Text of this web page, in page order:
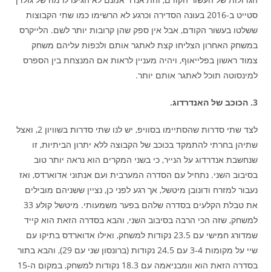
סטייט ב-2016 בעונה הסדירה וכרגע לא הרשימו כמו שתי הקבוצות
ששלטו בעשור הקודם, אבל אין ספק שהן קרובות יותר לשם. הלייקרס
במשחק האחרון הצליחו קצת לאתגר אותם ולכפות עליהם משחק
צמוד ראשון בפלייאוף, ויהיה מעניין לראות אם המנצחת בין הספרס
למינסוטה תוכל לאתגר אותם יותר.
3. הכוכב של האנדרדוג.
לצד שתי סדרות שהסתיימו בסוויפ, יש לנו שתי סדרות בשוויון 2, ואצל
שתיהן בחרתי להתמקד בכוכב של הקבוצה ללא יתרון הביתיות, זו
שנחשבת אנדרדוג על הנייר, כי בשני המקרים הוא נראה יותר טוב
בסיבוב השני. נתחיל עם הסדרה המערבית ועם אנתוני אדוארדס, ואז
נעבור למזרח ודונובן מיטשל, אך רגע לפני כן, נציין ששניהם מובילים
את טבלת הקלעים בסדרה שלהם בפער משמעותי. מיטשל קולע 33
למשחק, שזה הכי הרבה בסיבוב השני, והבא בסדרה הזאת הוא קייד
שמדורג חמישי עם 23.5 נקודות למשחק, ואילו אדוארדס בתיקו עם
שיי על מקומות 3-4 עם 24.5 נקודות (ברונסון שני עם 29), והבא בתור
בסדרה הזאת הוא וומבניאמה עם 18.3 נקודות למשחק, במקום ה-15